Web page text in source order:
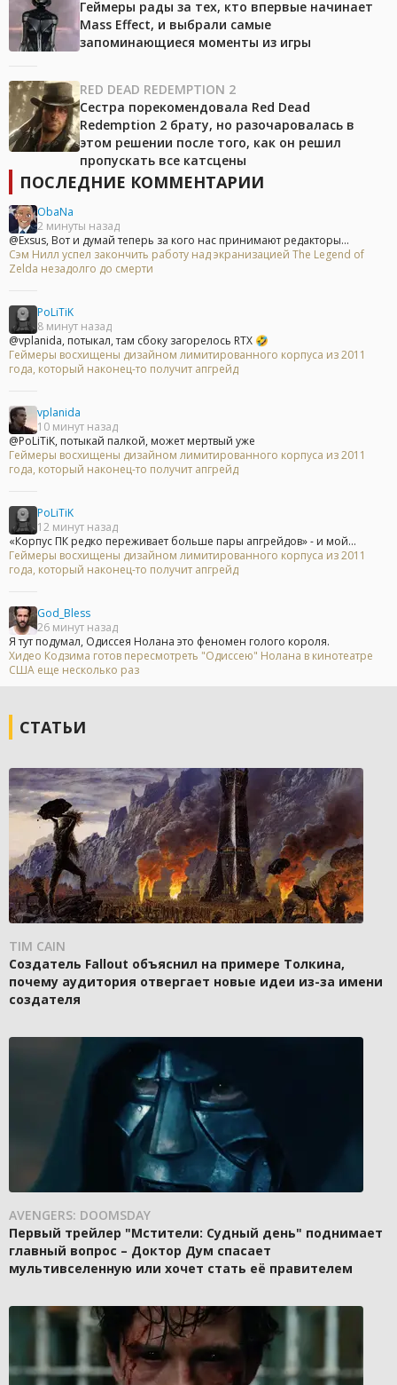
Геймеры рады за тех, кто впервые начинает
Mass Effect, и выбрали самые
запоминающиеся моменты из игры
RED DEAD REDEMPTION 2
Сестра порекомендовала Red Dead
Redemption 2 брату, но разочаровалась в
этом решении после того, как он решил
пропускать все катсцены
ПОСЛЕДНИЕ КОММЕНТАРИИ
ObaNa
2 минуты назад
@Exsus, Вот и думай теперь за кого нас принимают редакторы...
Сэм Нилл успел закончить работу над экранизацией The Legend of
Zelda незадолго до смерти
PoLiTiK
8 минут назад
@vplanida, потыкал, там сбоку загорелось RTX 🤣
Геймеры восхищены дизайном лимитированного корпуса из 2011
года, который наконец-то получит апгрейд
vplanida
10 минут назад
@PoLiTiK, потыкай палкой, может мертвый уже
Геймеры восхищены дизайном лимитированного корпуса из 2011
года, который наконец-то получит апгрейд
PoLiTiK
12 минут назад
«Корпус ПК редко переживает больше пары апгрейдов» - и мой...
Геймеры восхищены дизайном лимитированного корпуса из 2011
года, который наконец-то получит апгрейд
God_Bless
26 минут назад
Я тут подумал, Одиссея Нолана это феномен голого короля.
Хидео Кодзима готов пересмотреть "Одиссею" Нолана в кинотеатре
США еще несколько раз
СТАТЬИ
TIM CAIN
Создатель Fallout объяснил на примере Толкина,
почему аудитория отвергает новые идеи из-за имени
создателя
AVENGERS: DOOMSDAY
Первый трейлер "Мстители: Судный день" поднимает
главный вопрос – Доктор Дум спасает
мультивселенную или хочет стать её правителем